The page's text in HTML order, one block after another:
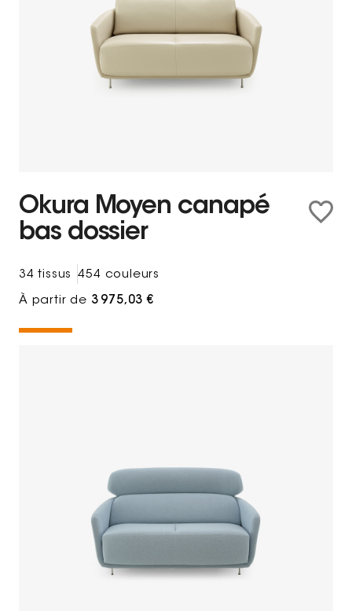
Okura Moyen canapé
bas dossier
34 tissus 454 couleurs
À partir de 3 975,03 €